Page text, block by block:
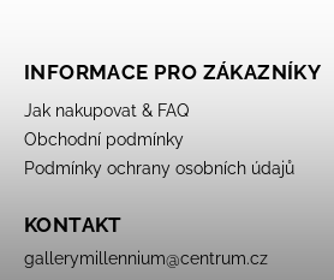
INFORMACE PRO ZÁKAZNÍKY
Jak nakupovat & FAQ
Obchodní podmínky
Podmínky ochrany osobních údajů
KONTAKT
gallerymillennium@centrum.cz